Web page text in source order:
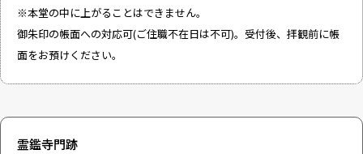
※本堂の中に上がることはできません。
御朱印の帳面への対応可(ご住職不在日は不可)。受付後、拝観前に帳
面をお預けください。
霊鑑寺門跡